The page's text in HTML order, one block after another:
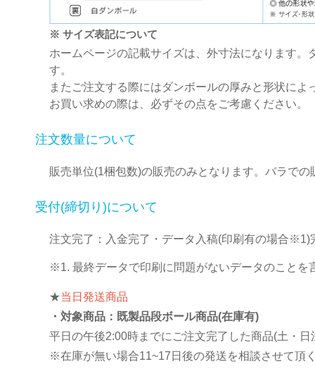
※ サイズ表記について
ホームページの記載サイズは、外寸法になります
す。
またご注文する際にはダンボールの厚みと形状によ
お買い求めの際は、必ずその点をご考慮ください。
注文数量について
販売単位(1梱包数)の販売のみとなります。バラで
受付(締切り)について
注文完了：入金完了・データ入稿(印刷有の場合※1)
※1. 最終データで印刷に問題がないデータのことを
★当日発送商品
・対象商品：既製品段ボール商品(在庫有)
平日の午後2:00時までにご注文完了した商品(土・
※在庫が無い場合11~17日後の発送を相談させて頂